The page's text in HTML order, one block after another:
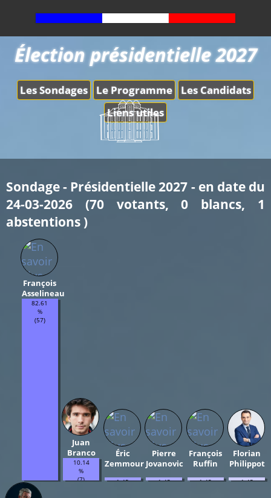
Les Sondages Le Programme
Les Candidats
Liens utiles
Élection présidentielle 2027
Sondage - Présidentielle 2027 - en date du
24-03-2026 (70 votants, 0 blancs, 1
abstentions )
François
Asselineau
82.61
%
(57)
Juan
Branco
10.14
%
(7)
Éric
Zemmour
1.45
Pierre
Jovanovic
1.45
François
Ruffin
1.45
Florian
Philippot
1.45